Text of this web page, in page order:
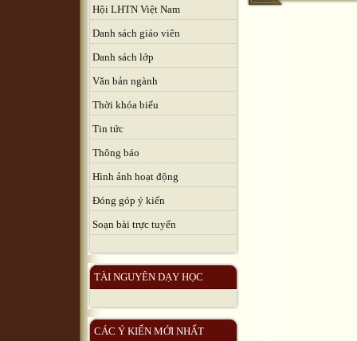
Hội LHTN Việt Nam
Danh sách giáo viên
Danh sách lớp
Văn bản ngành
Thời khóa biểu
Tin tức
Thông báo
Hình ảnh hoạt động
Đóng góp ý kiến
Soạn bài trực tuyến
TÀI NGUYÊN DẠY HỌC
CÁC Ý KIẾN MỚI NHẤT